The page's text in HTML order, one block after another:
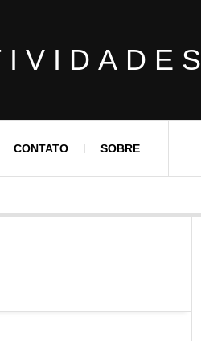
CONTATO SOBRE